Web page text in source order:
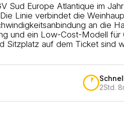
Sud Europe Atlantique im
Linie verbindet die
an die
und ein Low-Cost-Modell
Sitzplatz auf dem Ticket sind
2Std.